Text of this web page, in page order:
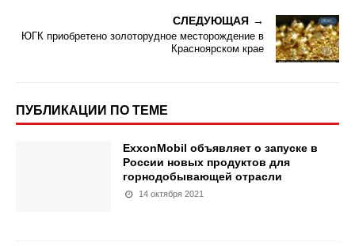
СЛЕДУЮЩАЯ
ЮГК приобретено золоторудное месторождение в
Красноярском крае
ПУБЛИКАЦИИ ПО ТЕМЕ
ExxonMobil объявляет о запуске в
России новых продуктов для
горнодобывающей отрасли
14 октября 2021